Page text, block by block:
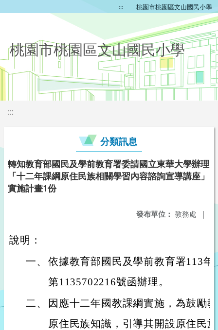
::: 桃園市桃園區文山國民小學
桃園市桃園區文山國民小學
:::
分類訊息
轉知教育部國民及學前教育署委請國立東華大學辦理
「十二年課綱原住民族相關學習內容諮詢宣導講座」
實施計畫1份
發布單位： 教務處 |
說明：
一、 依據教育部國民及學前教育署113
第1135702216號函辦理。
二、
因應十二年國教課綱實施，為鼓勵
原住民族知識，引導其開設原住民